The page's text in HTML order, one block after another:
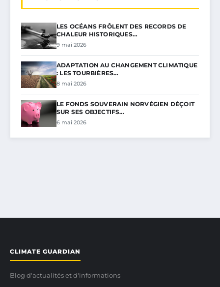
LES OCÉANS FRÔLENT DES RECORDS DE
CHALEUR HISTORIQUES…
9 mai 2026
ADAPTATION AU CHANGEMENT CLIMATIQUE
: LES TOURBIÈRES…
8 mai 2026
LE FONDS SOUVERAIN NORVÉGIEN DÉÇOIT
SUR SES OBJECTIFS…
6 mai 2026
CLIMATE GUARDIAN
Blog d'actualités et d'informations